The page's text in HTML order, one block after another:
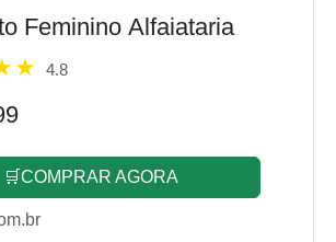
Feminino Alfaiataria
4.8
🛒COMPRAR AGORA